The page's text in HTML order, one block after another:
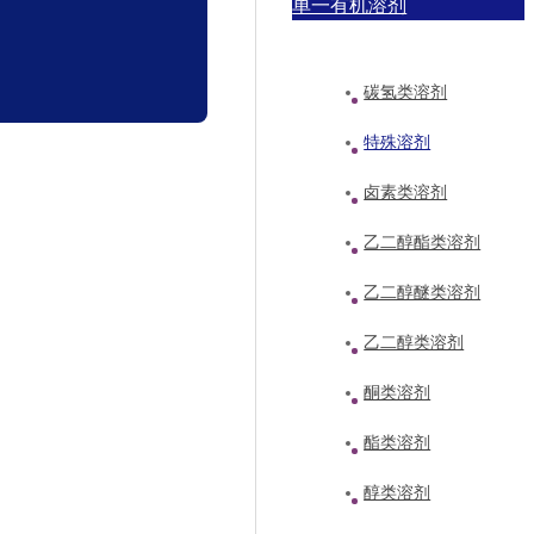
单一有机溶剂
碳氢类溶剂
特殊溶剂
卤素类溶剂
乙二醇酯类溶剂
乙二醇醚类溶剂
乙二醇类溶剂
酮类溶剂
酯类溶剂
醇类溶剂